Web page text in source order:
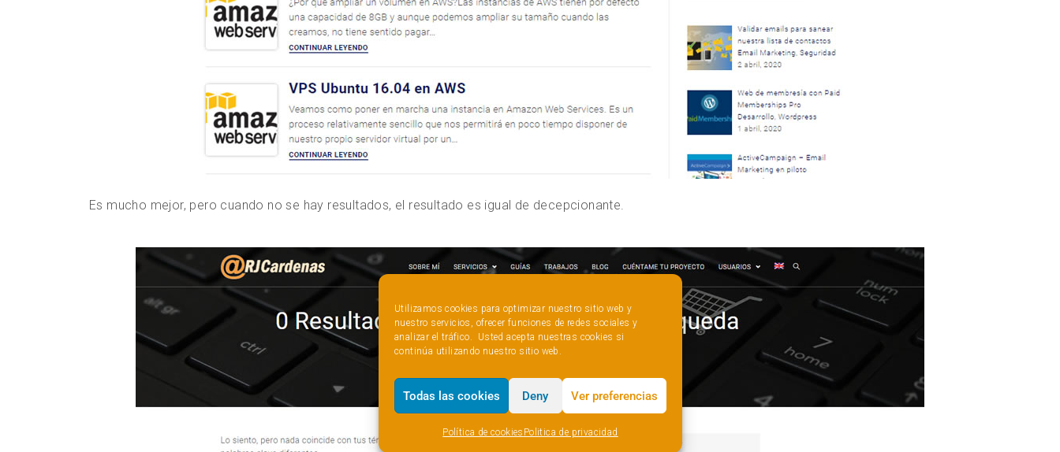
Utilizamos cookies para optimizar nuestro sitio web y
nuestro servicios, ofrecer funciones de redes sociales y
analizar el tráfico. Usted acepta nuestras cookies si
continúa utilizando nuestro sitio web.
Todas las cookies Deny Ver preferencias
Política de cookies Politica de privacidad
Es mucho mejor, pero cuando no se hay resultados, el resultado es igual de decepcionante.